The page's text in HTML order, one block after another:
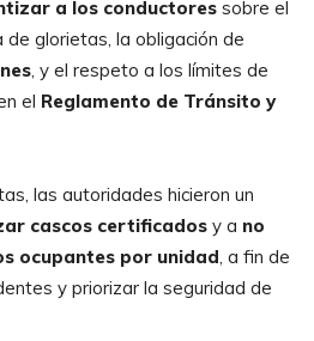
a los conductores sobre el
glorietas, la obligación de
, y el respeto a los límites de
el Reglamento de Tránsito y
las autoridades hicieron un
cascos certificados y a no
ocupantes por unidad, a fin de
y priorizar la seguridad de